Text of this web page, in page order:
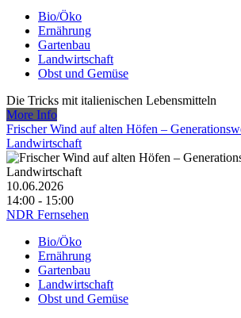
Bio/Öko
Ernährung
Gartenbau
Landwirtschaft
Obst und Gemüse
Die Tricks mit italienischen Lebensmitteln
More Info
Frischer Wind auf alten Höfen –
Landwirtschaft
10.06.2026
14:00 - 15:00
NDR Fernsehen
Bio/Öko
Ernährung
Gartenbau
Landwirtschaft
Obst und Gemüse